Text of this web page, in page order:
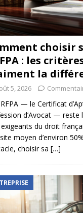
choisir
: les
la
5, 2026
— le Certificat
d’Avocat — reste
du droit
moyen d’environ
choisir sa […]